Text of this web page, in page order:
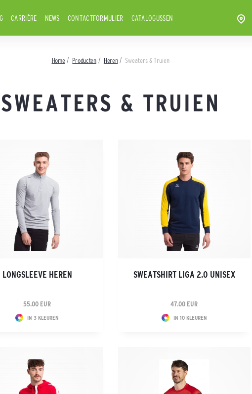
CARRIÈRE NEWS CONTACTFORMULIER CATALOGUSSEN
Home Producten Heren Sweaters & Truien
SWEATERS & TRUIEN
LONGSLEEVE HEREN
55.00 EUR
IN 3 KLEUREN
SWEATSHIRT LIGA 2.0 UNISEX
47.00 EUR
IN 10 KLEUREN